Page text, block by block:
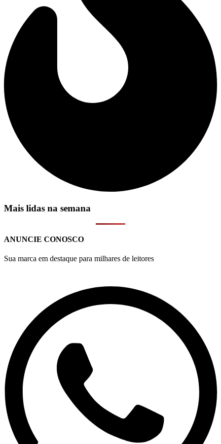
Mais lidas na semana
ANUNCIE CONOSCO
Sua marca em destaque para milhares de leitores